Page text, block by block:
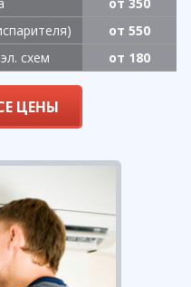
от 550
схем
от 180
ЦЕНЫ